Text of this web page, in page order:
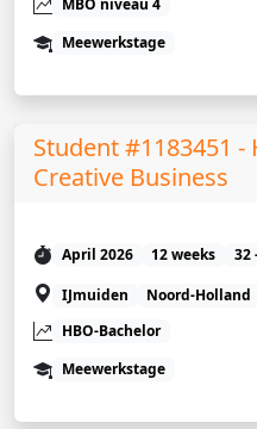
Meewerkstage
Student #1183451 -
Creative Business
April 2026 12 weeks
32
IJmuiden
Noord-Holland
HBO-Bachelor
Meewerkstage